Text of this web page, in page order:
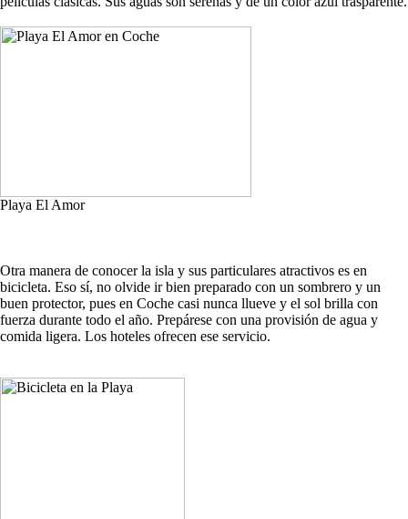
Playa El Amor
Otra manera de conocer la isla y sus particulares atractivos es en
bicicleta. Eso sí, no olvide ir bien preparado con un sombrero y un
buen protector, pues en Coche casi nunca llueve y el sol brilla con
fuerza durante todo el año. Prepárese con una provisión de agua y
comida ligera. Los hoteles ofrecen ese servicio.